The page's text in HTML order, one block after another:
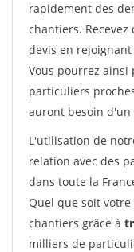
rapidement des
chantiers.
devis en
Vous pourrez ainsi
particuliers
auront besoin
L'utilisation de
relation avec des
dans toute la
Quel que soit
chantiers grâce à
milliers de